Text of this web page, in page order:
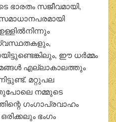
ഭാരതം സജീവമായി,
ഈ ധര്‍മ്മം
എല്ലാകാലത്തും
മറ്റുപല
നമ്മുടെ
ഗംഗാപ്രവാഹം
ഒരിക്കലും ഭംഗം